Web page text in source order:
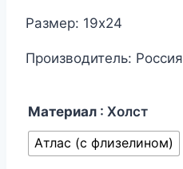
280.00₽.
Размер: 19х24
Производитель: Россия
Материал : Холст
Атлас (с флизелином)